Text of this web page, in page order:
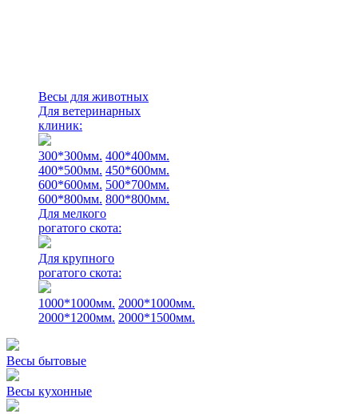
Весы для животных
Для ветеринарных
клиник:
300*300мм. 400*400мм.
400*500мм. 450*600мм.
600*600мм. 500*700мм.
600*800мм. 800*800мм.
Для мелкого
рогатого скота:
Для крупного
рогатого скота:
1000*1000мм. 2000*1000мм.
2000*1200мм. 2000*1500мм.
Весы бытовые
Весы кухонные